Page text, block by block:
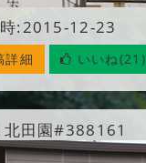
:2015-12-23
詳細 いいね(21)
北田園#388161